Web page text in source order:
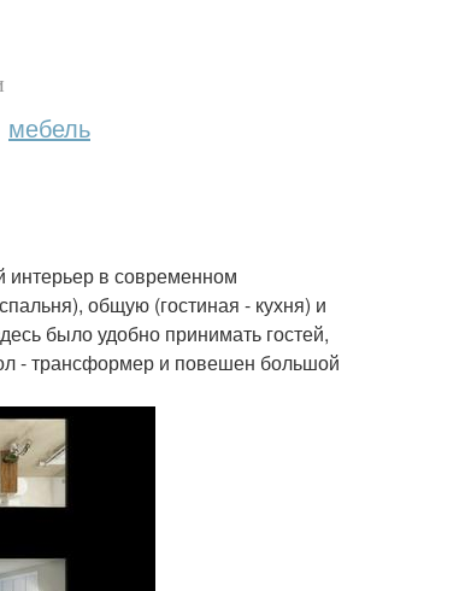
мебель
интерьер в современном
общую (гостиная - кухня) и
было удобно принимать гостей,
- трансформер и повешен большой